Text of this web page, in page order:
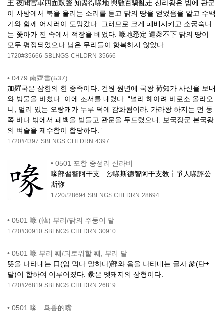
王 夜聞官軍四面鼓聲 知盡得喙地 與數百騎亂走 신라왕은 밤에 관군
이 사방에서 북을 울리는 소리를 듣고 닭의 땅을 얻었음을 알고 수백
기와 함께 어지러이 도망갔다. 그러므로 크게 패배시키고 소궁숙니
는 쫓아가 진 속에서 적장을 베었다. 喙地悉定 遣衆不下 닭의 땅이
모두 평정되었으나 남은 무리들이 항복하지 않았다.
1720#35666 SBLNGS CHLDRN 35666
• 0479 南齊書(537)
加羅국은 삼한의 한 종족이다. 건원 원년에 국왕 荷知가 사신을 보내
와 방물을 바쳤다. 이에 조서를 내렸다. “널리 헤아려 비로소 올라오
니, 멀리 있는 오랑캐가 두루 덕에 감화됨이라. 가라왕 하지는 먼 동
쪽 바다 밖에서 폐백을 받들고 관문을 두드렸으니, 보국장군 본국왕
의 벼슬을 제수함이 합당하다.”
1720#4397 SBLNGS CHLDRN 4397
• 0501 포항 중성리 신라비
喙部習智阿干支┆沙喙斯德智阿干支敎┆爭人喙評公
斯弥
1720#28694 SBLNGS CHLDRN 28694
• 0501 喙 (韓) 부리/닭의 주둥이 달
1720#30910 SBLNGS CHLDRN 30910
• 0501 喙 부리 훼/괴로워할 훼, 부리 달
뜻을 나타내는 口(입 먹다 말하다)部와 음을 나타내는 글자 彖(단￫
달)이 합하여 이루어졌다. 彖은 멧돼지의 상형이다.
1720#26819 SBLNGS CHLDRN 26819
• 0501 喙┆鸟兽的嘴